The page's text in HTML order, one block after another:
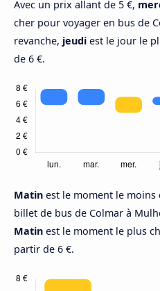
Avec un prix allant de 5 €,
cher pour voyager en bus de
revanche, jeudi est le jour le
de 6 €.
Matin est le moment le
billet de bus de Colmar à
Matin est le moment le plus
partir de 6 €.